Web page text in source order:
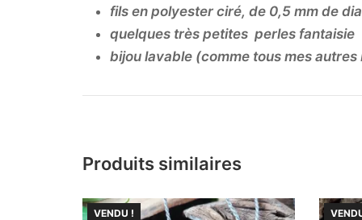
fils en polyester ciré, de 0,5 mm de
quelques très petites perles fantaisie
bijou lavable (comme tous mes autres
Produits similaires
VENDU !